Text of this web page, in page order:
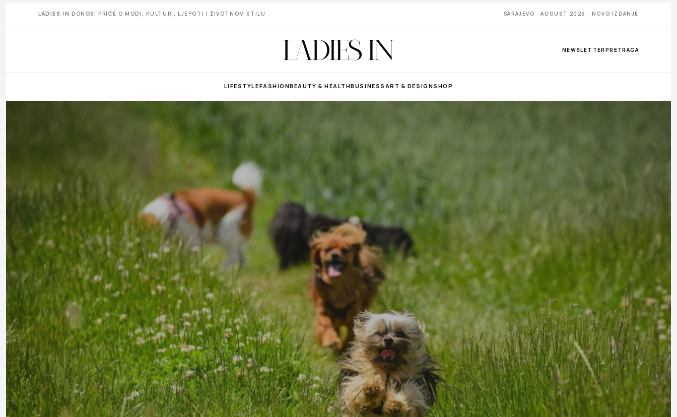
LADIES IN DONOSI PRIČE O MODI, KULTURI, LJEPOTI I ŽIVOTNOM STILU SARAJEVO · AUGUST 2026 · NOVO IZDANJE
NEWSLETTER PRETRAGA
LIFESTYLEFASHIONBEAUTY & HEALTHBUSINESS ART & DESIGNSHOP